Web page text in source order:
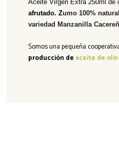
Aceite Virgen Extra 250ml
afrutado. Zumo 100% natural
variedad Manzanilla
Somos unapequeña
producción de aceite de